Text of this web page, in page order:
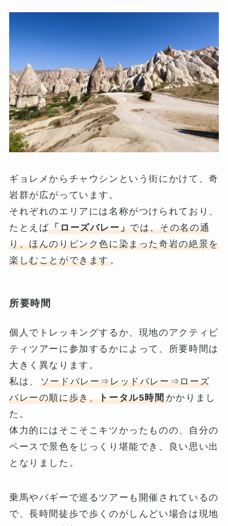
ギョレメからチャウシンという街にかけて、奇
岩群が広がっています。
それぞれのエリアには名称がつけられており、
たとえば「ローズバレー」では、その名の通
り、ほんのりピンク色に染まった奇岩の絶景を
楽しむことができます。
所要時間
個人でトレッキングするか、現地のアクティビ
ティツアーに参加するかによって、所要時間は
大きく異なります。
私は、 ソードバレー⇒レッドバレー⇒ローズ
バレーの順に歩き、トータル5時間かかりまし
た。
体力的にはそこそこキツかったものの、自分の
ペースで景色をじっくり堪能でき、良い思い出
となりました。
乗馬やバギーで巡るツアーも開催されているの
で、長時間徒歩で歩くのがしんどい場合は現地